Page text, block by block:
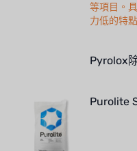
等項目。
力低的特點
Pyrolox
Purolite